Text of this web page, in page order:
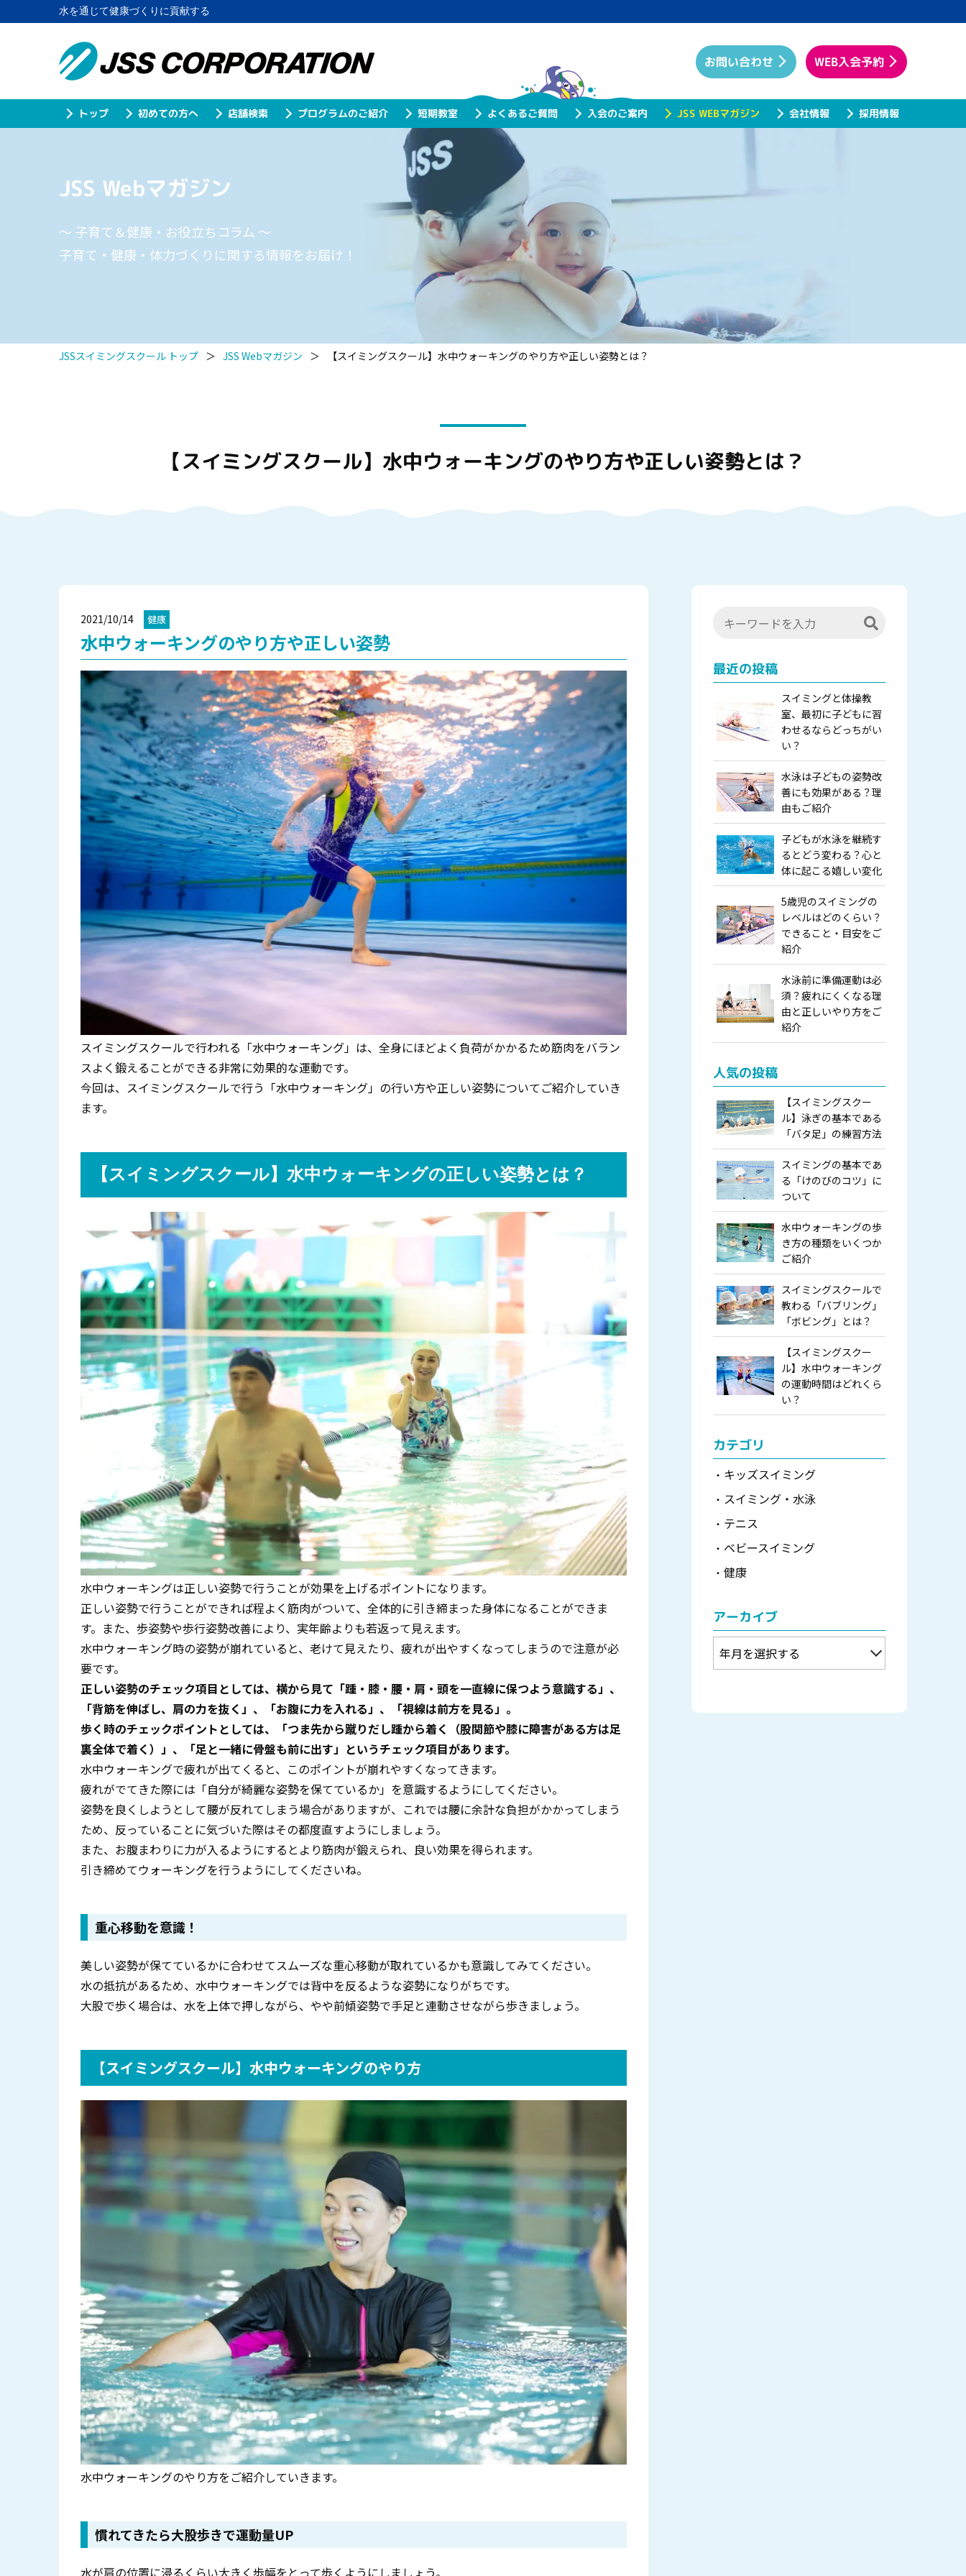
水を通じて健康づくりに貢献する
トップ 初めての方へ 店舗検索 プログラムのご紹介 短期教室 よくあるご質問 入会のご案内 JSS WEBマガジン 会社情報 採用情報
お問い合わせ WEB入会予約
JSS Webマガジン
～ 子育て＆健康・お役立ちコラム ～
子育て・健康・体力づくりに関する情報をお届け！
JSSスイミングスクール トップ ＞ JSS Webマガジン ＞ 【スイミングスクール】水中ウォーキングのやり方や正しい姿勢とは？
【スイミングスクール】水中ウォーキングのやり方や正しい姿勢とは？
2021/10/14 健康
水中ウォーキングのやり方や正しい姿勢
スイミングスクールで行われる「水中ウォーキング」は、全身にほどよく負荷がかかるため筋肉をバラン
スよく鍛えることができる非常に効果的な運動です。
今回は、スイミングスクールで行う「水中ウォーキング」の行い方や正しい姿勢についてご紹介していき
ます。
【スイミングスクール】水中ウォーキングの正しい姿勢とは？
水中ウォーキングは正しい姿勢で行うことが効果を上げるポイントになります。
正しい姿勢で行うことができれば程よく筋肉がついて、全体的に引き締まった身体になることができま
す。また、歩姿勢や歩行姿勢改善により、実年齢よりも若返って見えます。
水中ウォーキング時の姿勢が崩れていると、老けて見えたり、疲れが出やすくなってしまうので注意が必
要です。
正しい姿勢のチェック項目としては、横から見て「踵・膝・腰・肩・頭を一直線に保つよう意識する」、
「背筋を伸ばし、肩の力を抜く」、「お腹に力を入れる」、「視線は前方を見る」。
歩く時のチェックポイントとしては、「つま先から蹴りだし踵から着く（股関節や膝に障害がある方は足
裏全体で着く）」、「足と一緒に骨盤も前に出す」というチェック項目があります。
水中ウォーキングで疲れが出てくると、このポイントが崩れやすくなってきます。
疲れがでてきた際には「自分が綺麗な姿勢を保てているか」を意識するようにしてください。
姿勢を良くしようとして腰が反れてしまう場合がありますが、これでは腰に余計な負担がかかってしまう
ため、反っていることに気づいた際はその都度直すようにしましょう。
また、お腹まわりに力が入るようにするとより筋肉が鍛えられ、良い効果を得られます。
引き締めてウォーキングを行うようにしてくださいね。
重心移動を意識！
美しい姿勢が保てているかに合わせてスムーズな重心移動が取れているかも意識してみてください。
水の抵抗があるため、水中ウォーキングでは背中を反るような姿勢になりがちです。
大股で歩く場合は、水を上体で押しながら、やや前傾姿勢で手足と連動させながら歩きましょう。
【スイミングスクール】水中ウォーキングのやり方
水中ウォーキングのやり方をご紹介していきます。
慣れてきたら大股歩きで運動量UP
水が肩の位置に浸るくらい大きく歩幅をとって歩くようにしましょう。
最近の投稿
スイミングと体操教
室、最初に子どもに習
わせるならどっちがい
い？
水泳は子どもの姿勢改
善にも効果がある？理
由もご紹介
子どもが水泳を継続す
るとどう変わる？心と
体に起こる嬉しい変化
5歳児のスイミングの
レベルはどのくらい？
できること・目安をご
紹介
水泳前に準備運動は必
須？疲れにくくなる理
由と正しいやり方をご
紹介
人気の投稿
【スイミングスクー
ル】泳ぎの基本である
「バタ足」の練習方法
スイミングの基本であ
る「けのびのコツ」に
ついて
水中ウォーキングの歩
き方の種類をいくつか
ご紹介
スイミングスクールで
教わる「バブリング」
「ボビング」とは？
【スイミングスクー
ル】水中ウォーキング
の運動時間はどれくら
い？
カテゴリ
キッズスイミング
スイミング・水泳
テニス
ベビースイミング
健康
アーカイブ